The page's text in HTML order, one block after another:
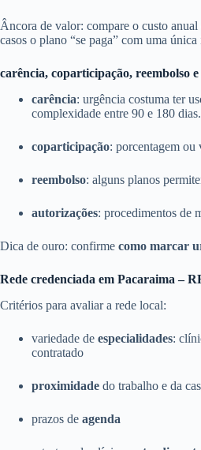
Âncora de valor: compare o custo
casos o plano “se paga” com uma
carência, coparticipação, reembolso
carência: urgência costuma ter
complexidade entre 90 e 180
coparticipação: porcentagem ou
reembolso: alguns planos
autorizações: procedimentos de
Dica de ouro: confirme como marcar
Rede credenciada em Pacaraima –
Critérios para avaliar a rede local:
variedade de especialidades:
contratado
proximidade do trabalho e da
prazos de agenda